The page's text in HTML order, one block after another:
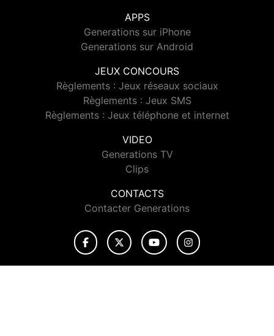
APPS
Generations sur iPhone
Generations sur Android
JEUX CONCOURS
Règlements : Jeux réseaux sociaux
Règlements : Jeux SMS
Règlements : Jeux téléphone et internet
VIDEO
Generations TV
Clips
CONTACTS
Contacter Generations